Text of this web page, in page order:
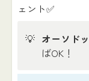
ェント✅
💡 オーソド
ばOK！